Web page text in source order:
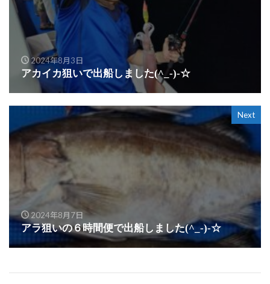
2024年8月3日
アカイカ狙いで出船しました(^_-)-☆
Next
2024年8月7日
アラ狙いの６時間便で出船しました(^_-)-☆